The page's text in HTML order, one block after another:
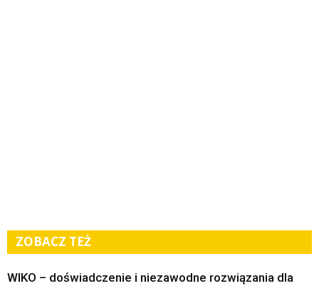
ZOBACZ TEŻ
WIKO – doświadczenie i niezawodne rozwiązania dla